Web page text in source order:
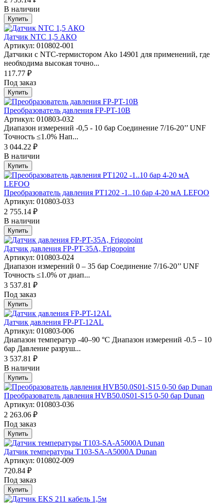
В наличии
Купить
Датчик NTC 1,5 АКО
Артикул: 010802-001
Датчики с NTC-термистором Ako 14901 для применений, где
необходима высокая точно...
117.77 ₽
Под заказ
Купить
Преобразователь давления FP-PT-10B
Артикул: 010803-032
Диапазон измерений -0,5 - 10 бар Соединение 7/16-20’’ UNF
Точность ≤1.0% Нап...
3 044.22 ₽
В наличии
Купить
Преобразователь давления PT1202 -1..10 бар 4-20 мА LEFOO
Артикул: 010803-033
2 755.14 ₽
В наличии
Купить
Датчик давления FP-PT-35A, Frigopoint
Артикул: 010803-024
Диапазон измерений 0 – 35 бар Соединение 7/16-20’’ UNF
Точность ≤1.0% от диап...
3 537.81 ₽
Под заказ
Купить
Датчик давления FP-PT-12AL
Артикул: 010803-006
Диапазон температур -40–90 °С Диапазон измерений -0.5 – 10
бар Давление разруш...
3 537.81 ₽
В наличии
Купить
Преобразователь давления HVB50.0S01-S15 0-50 бар Dunan
Артикул: 010803-036
2 263.06 ₽
Под заказ
Купить
Датчик температуры T103-SA-A5000A Dunan
Артикул: 010802-009
720.84 ₽
Под заказ
Купить